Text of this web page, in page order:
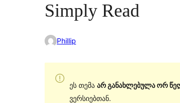
Simply Read
Phillip
ეს თემა არ განახლებულა ორ
ვერსიებთან.